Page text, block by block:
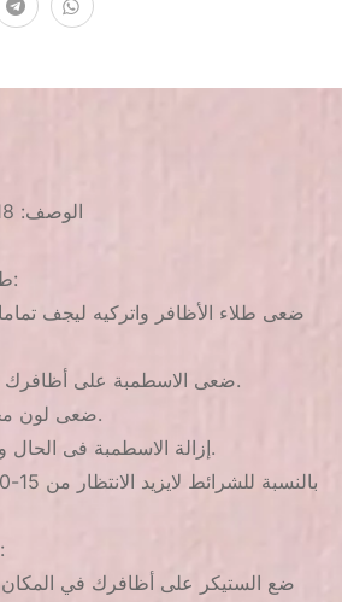
الوصف: 18 ستيكر و 18 اسطمبة
nطريقة وضع الاسطمبة:
nضعى الاسطمبة على أظافرك في المكان المطلوب.
nضعى لون مختلف على الاسطمبة.
nإزالة الاسطمبة فى الحال وبرفق بأتجاه التصميم.
nطريقة وضع الستيكر: